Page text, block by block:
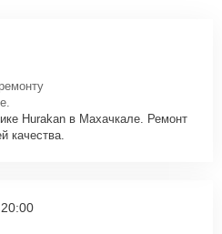
Hurakan в Махачкале. Ремонт
качества.